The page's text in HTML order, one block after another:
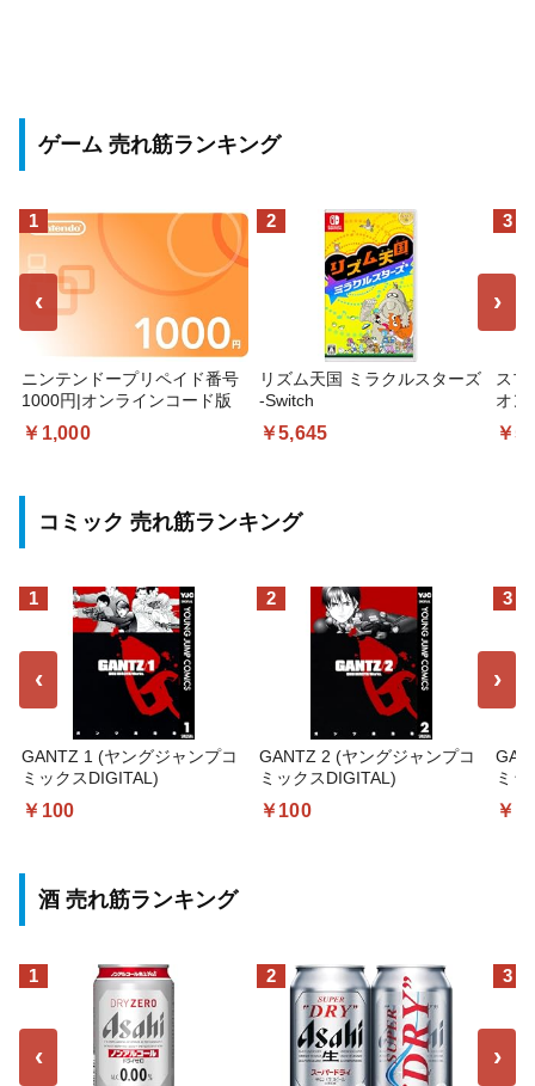
ゲーム 売れ筋ランキング
‹
1
ニンテンドープリペイド番号
1000円|オンラインコード版
￥1,000
2
リズム天国 ミラクルスターズ
-Switch
￥5,645
3
スプ
オン
￥
›
コミック 売れ筋ランキング
‹
1
GANTZ 1 (ヤングジャンプコ
ミックスDIGITAL)
￥100
2
GANTZ 2 (ヤングジャンプコ
ミックスDIGITAL)
￥100
3
ミッ
￥
›
酒 売れ筋ランキング
‹
1 2 3
›